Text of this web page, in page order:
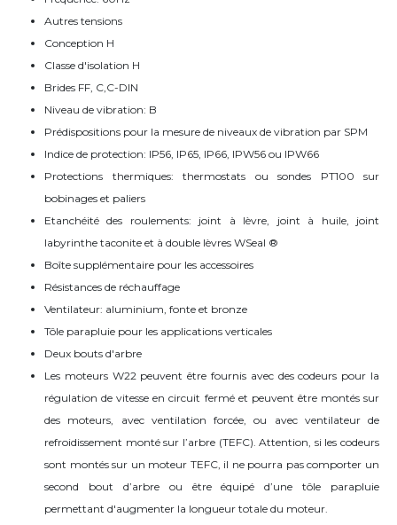
Autres tensions
Conception H
Classe d'isolation H
Brides FF, C,C-DIN
Niveau de vibration: B
Prédispositions pour la mesure de niveaux de vibration par SPM
Indice de protection: IP56, IP65, IP66, IPW56 ou IPW66
Protections thermiques: thermostats ou sondes PT100 sur
bobinages et paliers
Etanchéité des roulements: joint à lèvre, joint à huile, joint
labyrinthe taconite et à double lèvres WSeal ®
Boîte supplémentaire pour les accessoires
Résistances de réchauffage
Ventilateur: aluminium, fonte et bronze
Tôle parapluie pour les applications verticales
Deux bouts d'arbre
Les moteurs W22 peuvent être fournis avec des codeurs pour la
régulation de vitesse en circuit fermé et peuvent être montés sur
des moteurs, avec ventilation forcée, ou avec ventilateur de
refroidissement monté sur l’arbre (TEFC). Attention, si les codeurs
sont montés sur un moteur TEFC, il ne pourra pas comporter un
second bout d’arbre ou être équipé d’une tôle parapluie
permettant d'augmenter la longueur totale du moteur.